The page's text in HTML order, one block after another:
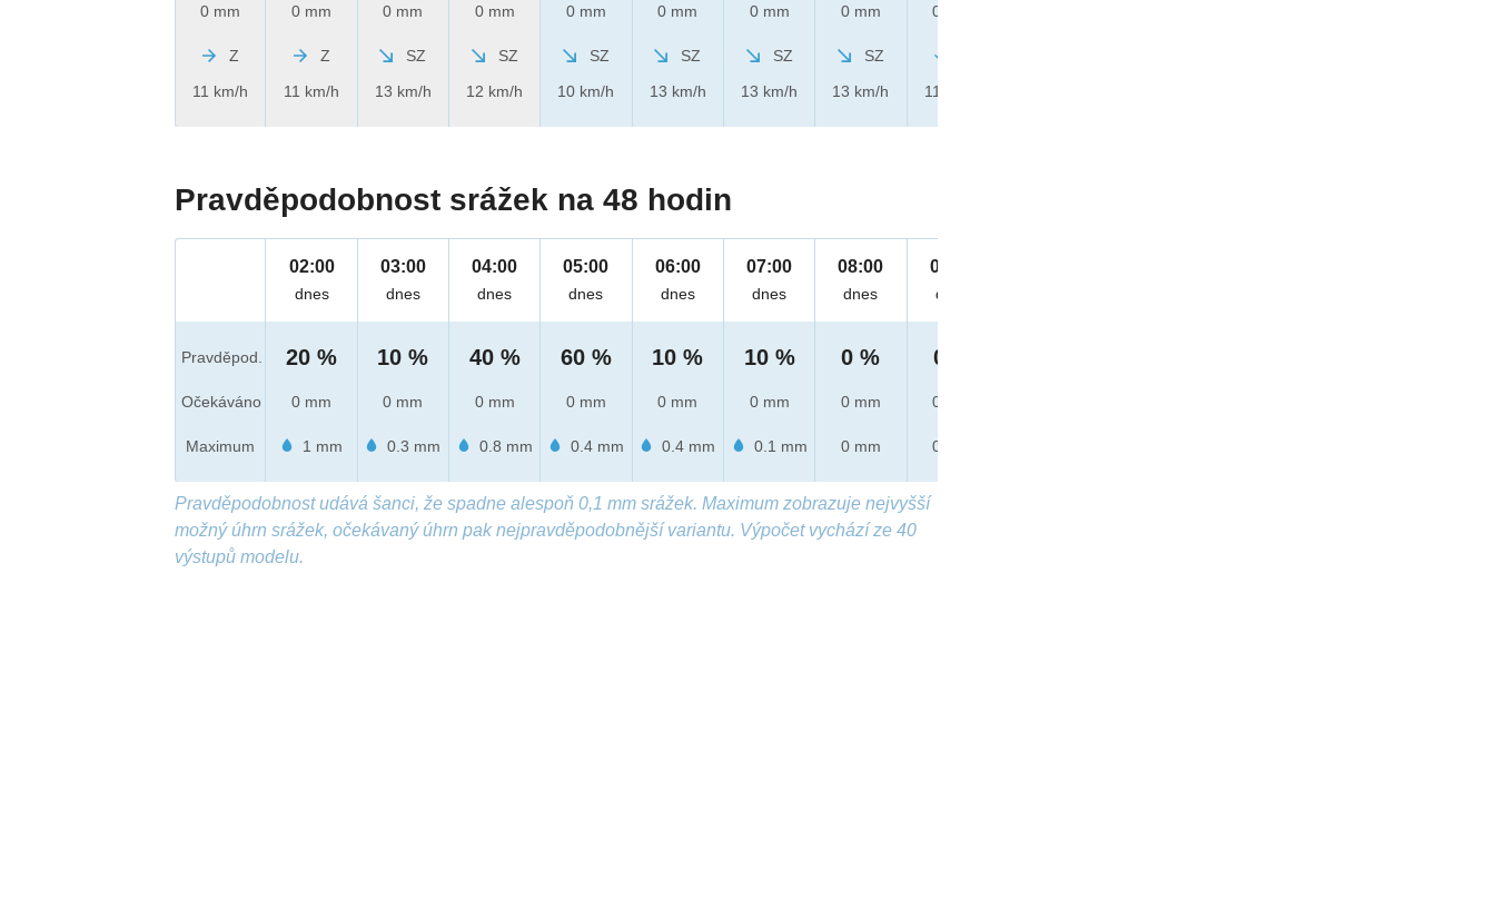
0 mm
Z
11 km/h
0 mm
Z
11 km/h
0 mm
SZ
13 km/h
0 mm
SZ
12 km/h
0 mm
SZ
10 km/h
0 mm
SZ
13 km/h
0 mm
SZ
13 km/h
0 mm
SZ
13 km/h
0 mm
11 km/h
Pravděpodobnost srážek na 48 hodin
Pravděpod.
Očekáváno
Maximum
02:00
dnes
20 %
0 mm
1 mm
03:00
dnes
10 %
0 mm
0.3 mm
04:00
dnes
40 %
0 mm
0.8 mm
05:00
dnes
60 %
0 mm
0.4 mm
06:00
dnes
10 %
0 mm
0.4 mm
07:00
dnes
10 %
0 mm
0.1 mm
08:00
dnes
0 %
0 mm
0 mm
09:00
dnes
0 %
0 mm
0 mm
Pravděpodobnost udává šanci, že spadne alespoň 0,1 mm srážek. Maximum zobrazuje nejvyšší
možný úhrn srážek, očekávaný úhrn pak nejpravděpodobnější variantu. Výpočet vychází ze 40
výstupů modelu.